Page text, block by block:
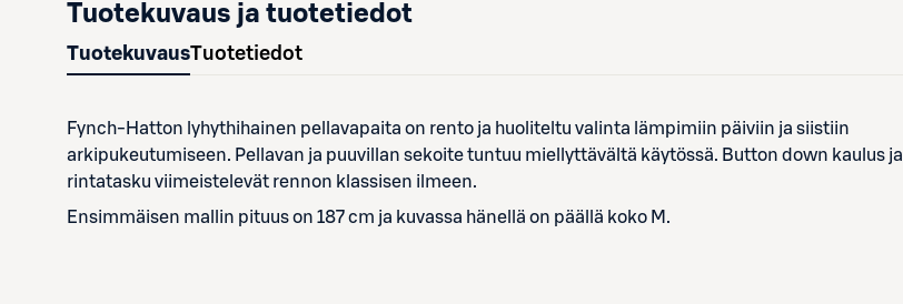
Tuotekuvaus ja tuotetiedot
TuotekuvausTuotetiedot
Fynch-Hatton lyhythihainen pellavapaita on rento ja huoliteltu valinta lämpimiin päiviin ja siistiin
arkipukeutumiseen. Pellavan ja puuvillan sekoite tuntuu miellyttävältä käytössä. Button down kaulus ja
rintatasku viimeistelevät rennon klassisen ilmeen.
Ensimmäisen mallin pituus on 187 cm ja kuvassa hänellä on päällä koko M.